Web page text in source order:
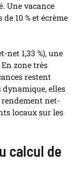
Une vacance
10 % et écrème
net 1,33 %), une
En zone très
restent
dynamique, elles
rendement net-
locaux sur les
calcul de